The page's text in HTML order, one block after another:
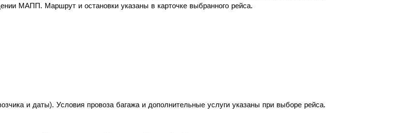
МАПП. Маршрут и остановки указаны в карточке выбранного рейса.
и даты). Условия провоза багажа и дополнительные услуги указаны при выборе рейса.